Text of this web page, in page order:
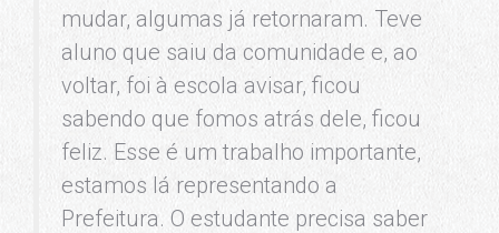
mudar, algumas já retornaram. Teve
aluno que saiu da comunidade e, ao
voltar, foi à escola avisar, ficou
sabendo que fomos atrás dele, ficou
feliz. Esse é um trabalho importante,
estamos lá representando a
Prefeitura. O estudante precisa saber